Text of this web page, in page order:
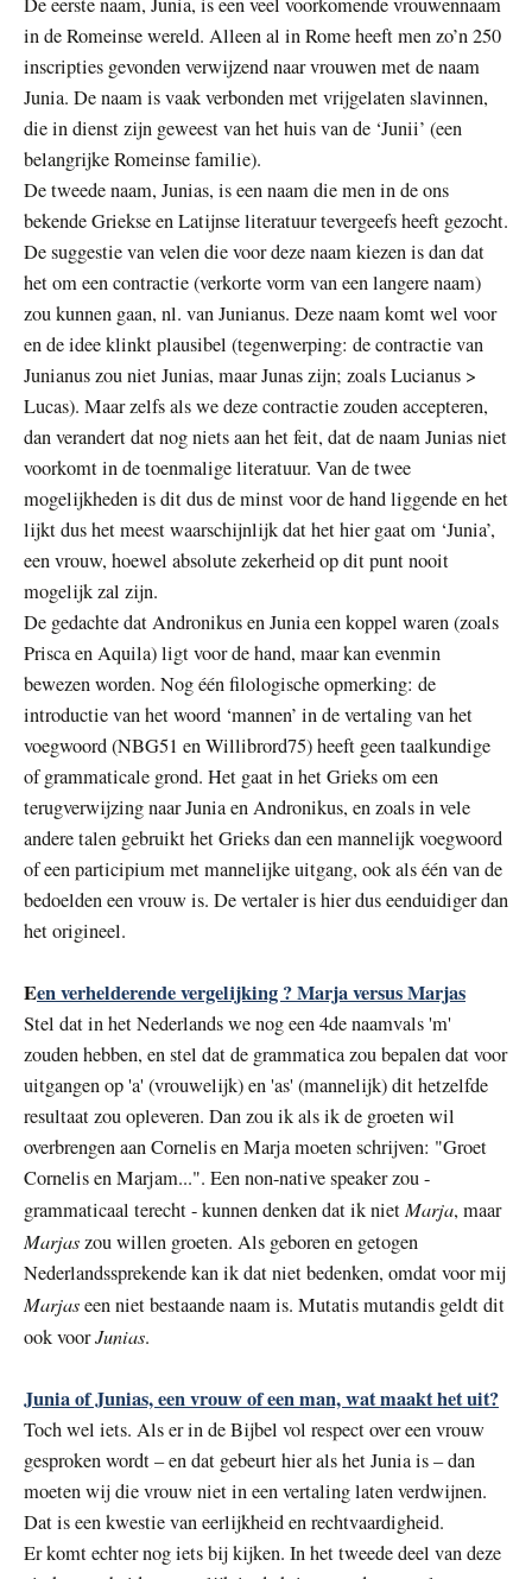
in de Romeinse wereld. Alleen al in Rome heeft men zo’n 250
inscripties gevonden verwijzend naar vrouwen met de naam
Junia. De naam is vaak verbonden met vrijgelaten slavinnen,
die in dienst zijn geweest van het huis van de ‘Junii’ (een
belangrijke Romeinse familie).
De tweede naam, Junias, is een naam die men in de ons
bekende Griekse en Latijnse literatuur tevergeefs heeft gezocht.
De suggestie van velen die voor deze naam kiezen is dan dat
het om een contractie (verkorte vorm van een langere naam)
zou kunnen gaan, nl. van Junianus. Deze naam komt wel voor
en de idee klinkt plausibel (tegenwerping: de contractie van
Junianus zou niet Junias, maar Junas zijn; zoals Lucianus >
Lucas). Maar zelfs als we deze contractie zouden accepteren,
dan verandert dat nog niets aan het feit, dat de naam Junias niet
voorkomt in de toenmalige literatuur. Van de twee
mogelijkheden is dit dus de minst voor de hand liggende en het
lijkt dus het meest waarschijnlijk dat het hier gaat om ‘Junia’,
een vrouw, hoewel absolute zekerheid op dit punt nooit
mogelijk zal zijn.
De gedachte dat Andronikus en Junia een koppel waren (zoals
Prisca en Aquila) ligt voor de hand, maar kan evenmin
bewezen worden. Nog één filologische opmerking: de
introductie van het woord ‘mannen’ in de vertaling van het
voegwoord (NBG51 en Willibrord75) heeft geen taalkundige
of grammaticale grond. Het gaat in het Grieks om een
terugverwijzing naar Junia en Andronikus, en zoals in vele
andere talen gebruikt het Grieks dan een mannelijk voegwoord
of een participium met mannelijke uitgang, ook als één van de
bedoelden een vrouw is. De vertaler is hier dus eenduidiger dan
het origineel.
Een verhelderende vergelijking ? Marja versus Marjas
Stel dat in het Nederlands we nog een 4de naamvals 'm'
zouden hebben, en stel dat de grammatica zou bepalen dat voor
uitgangen op 'a' (vrouwelijk) en 'as' (mannelijk) dit hetzelfde
resultaat zou opleveren. Dan zou ik als ik de groeten wil
overbrengen aan Cornelis en Marja moeten schrijven: "Groet
Cornelis en Marjam...". Een non-native speaker zou -
grammaticaal terecht - kunnen denken dat ik niet Marja, maar
Marjaszou willen groeten. Als geboren en getogen
Nederlandssprekende kan ik dat niet bedenken, omdat voor mij
Marjaseen niet bestaande naam is. Mutatis mutandis geldt dit
ook voorJunias.
Junia of Junias, een vrouw of een man, wat maakt het uit?
Toch wel iets. Als er in de Bijbel vol respect over een vrouw
gesproken wordt – en dat gebeurt hier als het Junia is – dan
moeten wij die vrouw niet in een vertaling laten verdwijnen.
Dat is een kwestie van eerlijkheid en rechtvaardigheid.
Er komt echter nog iets bij kijken. In het tweede deel van deze